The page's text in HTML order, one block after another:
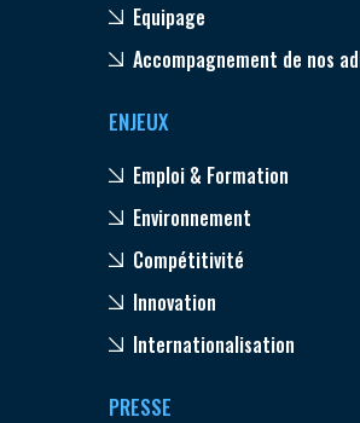
Equipage
Accompagnement de nos
ENJEUX
Emploi & Formation
Environnement
Compétitivité
Innovation
Internationalisation
PRESSE